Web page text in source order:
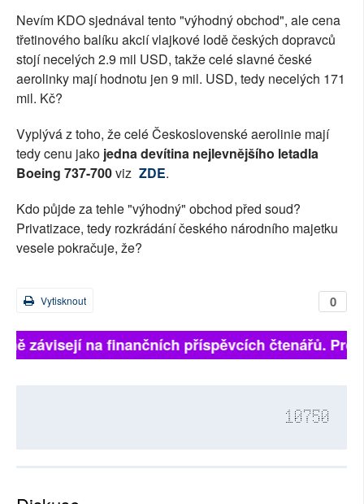
Nevím KDO sjednával tento "výhodný obchod", ale cena
třetinového balíku akcií vlajkové lodě českých dopravců
stojí necelých 2.9 mil USD, takže celé slavné české
aerolinky mají hodnotu jen 9 mil. USD, tedy necelých 171
mil. Kč?
Vyplývá z toho, že celé Československé aerolinie mají
tedy cenu jako jedna devítina nejlevnějšího letadla
Boeing 737-700viz ZDE.
Kdo půjde za tehle "výhodný" obchod před soud?
Privatizace, tedy rozkrádání českého národního majetku
vesele pokračuje, že?
0
Vytisknout
závisejí na finančních příspěvcích čtenářů.
10750